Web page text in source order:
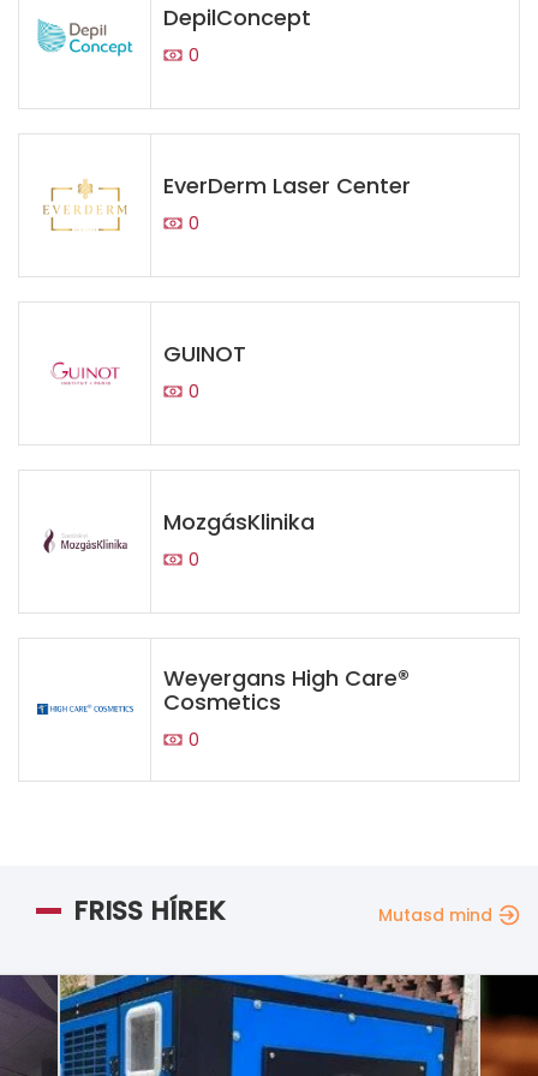
DepilConcept
0
EverDerm Laser Center
0
GUINOT
0
MozgásKlinika
0
Weyergans High Care®
Cosmetics
0
FRISS HÍREK Mutasd mind